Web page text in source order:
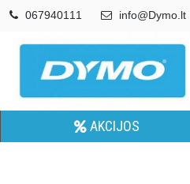
067940111 info@Dymo.lt
AKCIJOS